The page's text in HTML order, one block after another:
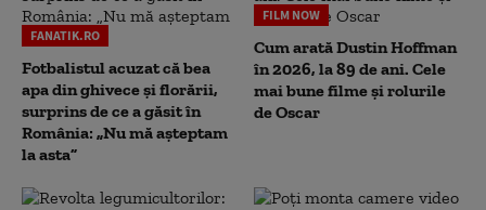
FANATIK.RO
Fotbalistul acuzat că bea
apa din ghivece și florării,
surprins de ce a găsit în
România: „Nu mă așteptam
la asta”
FILM NOW
Cum arată Dustin Hoffman
în 2026, la 89 de ani. Cele
mai bune filme și rolurile
de Oscar